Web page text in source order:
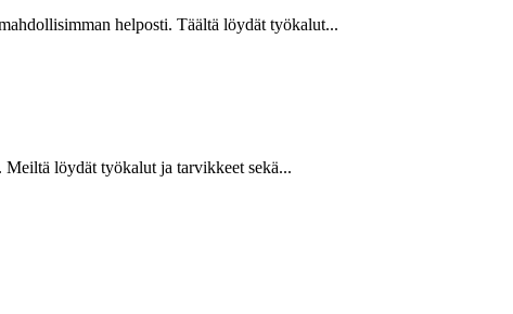
helposti. Täältä löydät työkalut...
löydät työkalut ja tarvikkeet sekä...